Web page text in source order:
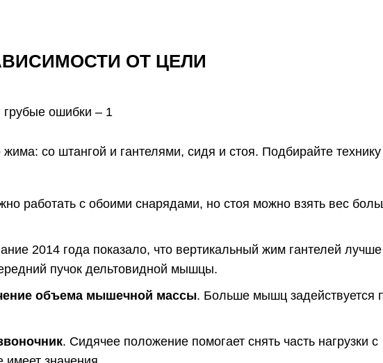
ОТ ЦЕЛИ
жима: со штангой и гантелями, сидя и стоя. Подбирайте технику
работать с обоими снарядами, но стоя можно взять вес
2014 года показало, что вертикальный жим гантелей лучше
пучок дельтовидной мышцы.
объема мышечной массы. Больше мышц задействуется
. Сидячее положение помогает снять часть нагрузки с